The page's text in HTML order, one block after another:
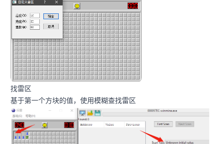
找雷区
基于第一个方块的值，使用模糊查找雷区